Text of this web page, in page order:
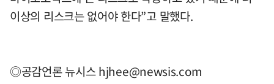
이상의 리스크는 없어야 한다”고 말했다.
◎공감언론 뉴시스hjhee@newsis.com